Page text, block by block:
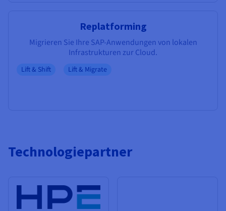
Replatforming
Migrieren Sie Ihre SAP-Anwendungen von lokalen
Infrastrukturen zur Cloud.
Lift & Shift Lift & Migrate
Technologiepartner